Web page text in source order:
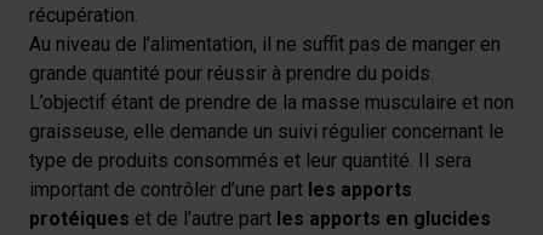
récupération.
Au niveau de l’alimentation, il ne suffit pas de manger en
grande quantité pour réussir à prendre du poids.
L’objectif étant de prendre de la masse musculaire et non
graisseuse, elle demande un suivi régulier concernant le
type de produits consommés et leur quantité. Il sera
important de contrôler d’une part les apports
protéiques et de l’autre part les apports en glucides